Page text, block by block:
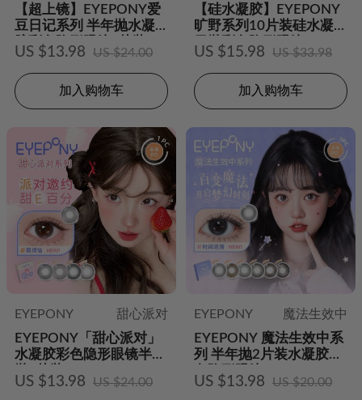
【超上镜】EYEPONY爱
豆日记系列 半年抛水凝
胶彩色隐形眼镜2片装
US $13.98 US $24.00
加入购物车
【硅水凝胶】EYEPONY
旷野系列10片装硅水凝胶
日抛彩色隐形眼镜
US $15.98 US $33.98
加入购物车
EYEPONY
甜心派对
EYEPONY「甜心派对」
水凝胶彩色隐形眼镜半年
抛2片装
US $13.98 US $24.00
EYEPONY
魔法生效中
EYEPONY 魔法生效中系
列 半年抛2片装水凝胶彩
色隐形眼镜
US $13.98 US $20.00